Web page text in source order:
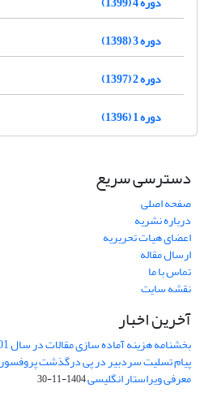
دوره 3 (1398)
دوره 2 (1397)
دوره 1 (1396)
دسترسی سریع
صفحه اصلی
درباره نشریه
اعضای هیات تحریریه
ارسال مقاله
تماس با ما
نقشه سایت
آخرین اخبار
بخشنامه هزینه آماده سازی مقالات در سال 1401
پیام تسلیت سردبیر در پی درگذشت پروفسور
معرفی ویراستار انگلیسی1404-11-30